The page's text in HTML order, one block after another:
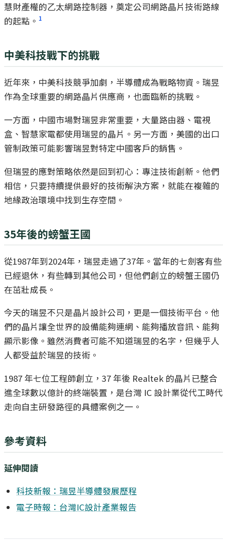
慧財產權的乙太網路控制器，奠定公司網路晶片技術路線
的起點。 1
中美科技戰下的挑戰
近年來，中美科技競爭加劇，半導體成為戰略物資。瑞昱
作為全球重要的網路晶片供應商，也面臨新的挑戰。
一方面，中國市場對瑞昱非常重要，大量路由器、電視
盒、智慧家電都使用瑞昱的晶片。另一方面，美國的出口
管制政策可能影響瑞昱對特定中國客戶的銷售。
但瑞昱的應對策略依然是回到初心：專注技術創新。他們
相信，只要持續提供最好的技術解決方案，就能在複雜的
地緣政治環境中找到生存空間。
35年後的螃蟹王國
從1987年到2024年，瑞昱走過了37年。當年的七劍客有些
已經退休，有些轉到其他公司，但他們創立的螃蟹王國仍
在茁壯成長。
今天的瑞昱不只是晶片設計公司，更是一個技術平台。他
們的晶片讓全世界的設備能夠連網、能夠播放音訊、能夠
顯示影像。雖然消費者可能不知道瑞昱的名字，但幾乎人
人都受益於瑞昱的技術。
1987 年七位工程師創立，37 年後 Realtek 的晶片已整合
進全球數以億計的終端裝置，是台灣 IC 設計業從代工時代
走向自主研發路徑的具體案例之一。
參考資料
延伸閱讀
科技新報：瑞昱半導體發展歷程
電子時報：台灣IC設計產業報告